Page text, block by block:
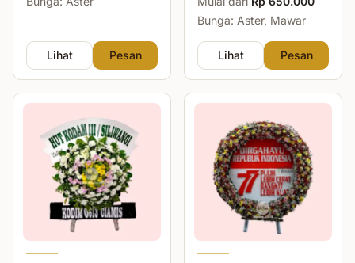
Lihat Pesan
Bunga: Aster, Mawar
Lihat Pesan